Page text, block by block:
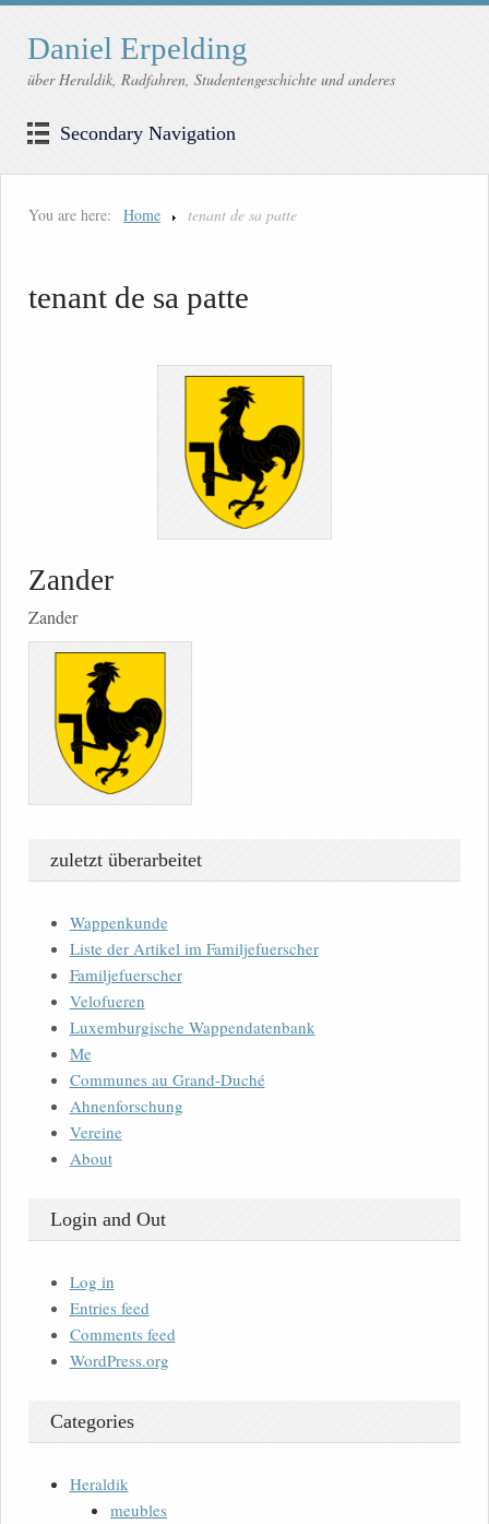
Daniel Erpelding
über Heraldik, Radfahren, Studentengeschichte und anderes
Secondary Navigation
You are here: Home tenant de sa patte
tenant de sa patte
Zander
Zander
zuletzt überarbeitet
Wappenkunde
Liste der Artikel im Familjefuerscher
Familjefuerscher
Velofueren
Luxemburgische Wappendatenbank
Me
Communes au Grand-Duché
Ahnenforschung
Vereine
About
Login and Out
Log in
Entries feed
Comments feed
WordPress.org
Categories
Heraldik
meubles